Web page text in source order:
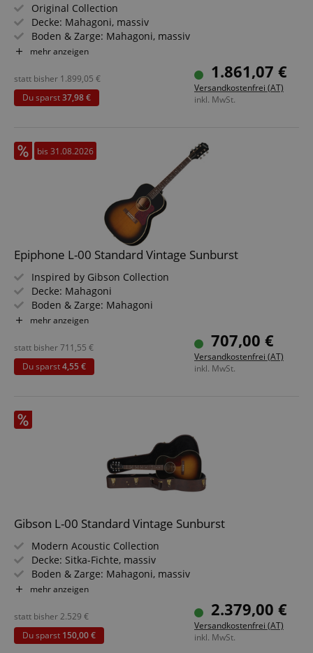
Original Collection
Decke: Mahagoni, massiv
Boden & Zarge: Mahagoni, massiv
Griffbrett/Hals: Palisander / Mahagoni
Farbe & Finish: Natural, Satin
mehr anzeigen
1.861,07 €
Versandkostenfrei (AT)
inkl. MwSt.
statt bisher 1.899,05 €
Du sparst37,98 €
bis 31.08.2026
Epiphone L-00 Standard Vintage Sunburst
Inspired by Gibson Collection
Decke: Mahagoni
Boden & Zarge: Mahagoni
Griffbrett/Hals: Palisander / Mahagoni
Farbe & Finish: Vintage Sunburst, Gloss
mehr anzeigen
707,00 €
Versandkostenfrei (AT)
inkl. MwSt.
statt bisher711,55 €
Du sparst4,55 €
Gibson L-00 Standard Vintage Sunburst
Modern Acoustic Collection
Decke: Sitka-Fichte, massiv
Boden & Zarge: Mahagoni, massiv
Hals/Griffbrett: Mahagoni / Palisander
Farbe & Finish: Vintage Sunburst, Nitrocellulose
Inklusive Koffer
mehr anzeigen
2.379,00 €
Versandkostenfrei (AT)
inkl. MwSt.
statt bisher2.529 €
Du sparst 150,00 €